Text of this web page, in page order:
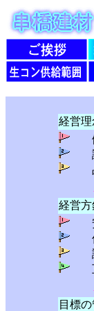
経営理
健
誠
品
経営方
安
信
誠
互
目標